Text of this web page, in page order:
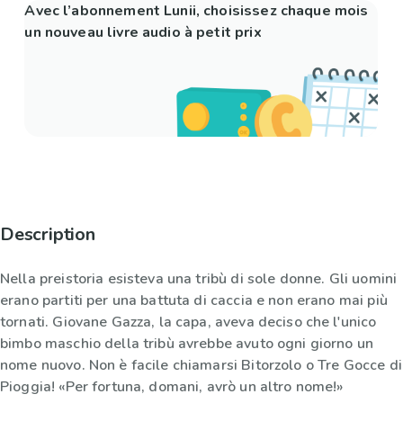
Avec l’abonnement Lunii, choisissez chaque mois
un nouveau livre audio à petit prix
Description
Nella preistoria esisteva una tribù di sole donne. Gli uomini
erano partiti per una battuta di caccia e non erano mai più
tornati. Giovane Gazza, la capa, aveva deciso che l'unico
bimbo maschio della tribù avrebbe avuto ogni giorno un
nome nuovo. Non è facile chiamarsi Bitorzolo o Tre Gocce di
Pioggia! «Per fortuna, domani, avrò un altro nome!»